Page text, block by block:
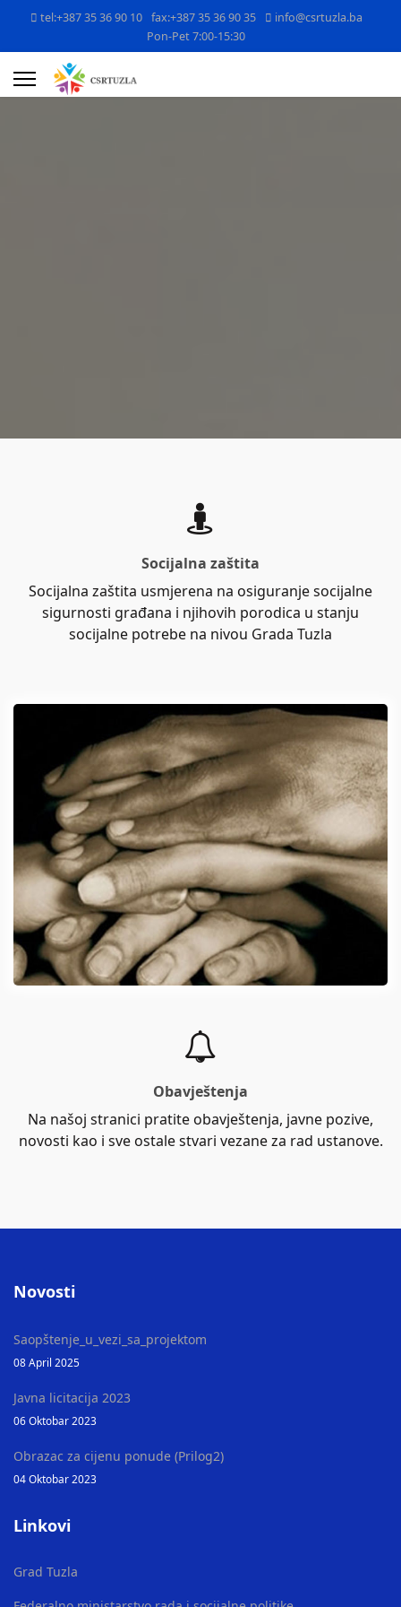
tel:+387 35 36 90 10 fax:+387 35 36 90 35
info@csrtuzla.ba
Pon-Pet 7:00-15:30
Socijalna zaštita
Socijalna zaštita usmjerena na osiguranje socijalne
sigurnosti građana i njihovih porodica u stanju
socijalne potrebe na nivou Grada Tuzla
Obavještenja
Na našoj stranici pratite obavještenja, javne pozive,
novosti kao i sve ostale stvari vezane za rad ustanove.
Novosti
Saopštenje_u_vezi_sa_projektom
08 April 2025
Javna licitacija 2023
06 Oktobar 2023
Obrazac za cijenu ponude (Prilog2)
04 Oktobar 2023
Linkovi
Grad Tuzla